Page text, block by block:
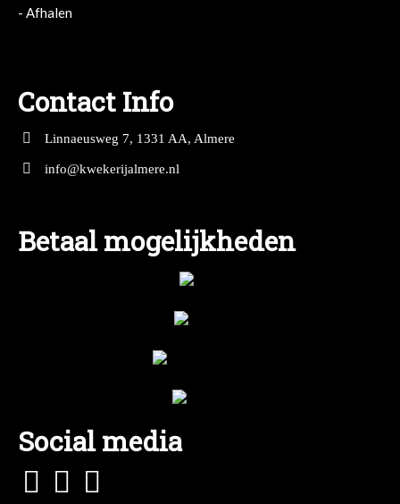
- Afhalen
Contact Info
Linnaeusweg 7, 1331 AA, Almere
info@kwekerijalmere.nl
Betaal mogelijkheden
Social media